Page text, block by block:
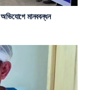
অভিযোগে মানববন্ধন